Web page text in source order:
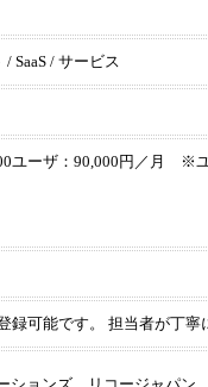
SaaS / サービス
ユーザ：90,000円／月 ※
可能です。 担当者が丁寧